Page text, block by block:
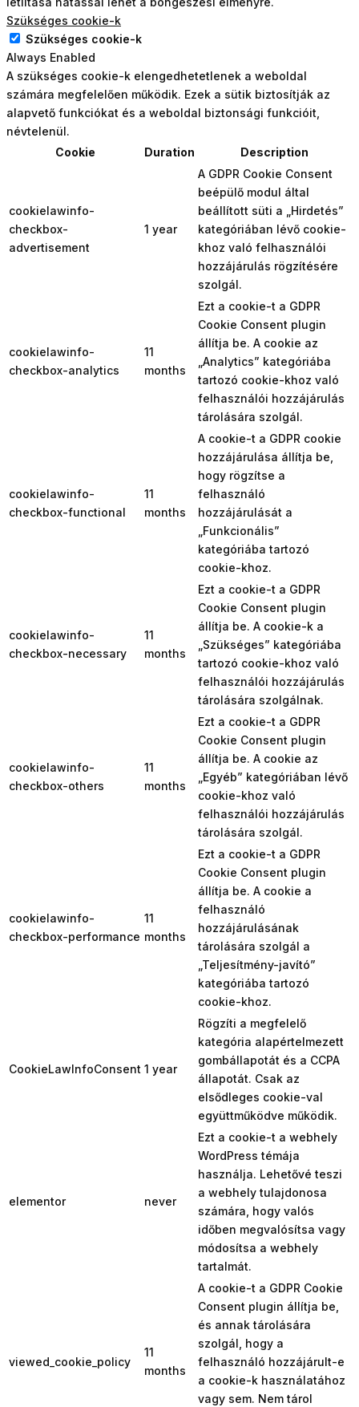
Szükséges cookie-k
Szükséges cookie-k
Always Enabled
A szükséges cookie-k elengedhetetlenek a weboldal
számára megfelelően működik. Ezek a sütik biztosítják az
alapvető funkciókat és a weboldal biztonsági funkcióit,
névtelenül.
Cookie
Duration Description
cookielawinfo-
checkbox-
advertisement
1 year
A GDPR Cookie Consent
beépülő modul által
beállított süti a „Hirdetés”
kategóriában lévő cookie-
khoz való felhasználói
hozzájárulás rögzítésére
szolgál.
cookielawinfo-
checkbox-analytics
11
months
Ezt a cookie-t a GDPR
Cookie Consent plugin
állítja be. A cookie az
„Analytics” kategóriába
tartozó cookie-khoz való
felhasználói hozzájárulás
tárolására szolgál.
cookielawinfo-
checkbox-functional
11
months
A cookie-t a GDPR cookie
hozzájárulása állítja be,
hogy rögzítse a
felhasználó
hozzájárulását a
„Funkcionális”
kategóriába tartozó
cookie-khoz.
cookielawinfo-
checkbox-necessary
11
months
Ezt a cookie-t a GDPR
Cookie Consent plugin
állítja be. A cookie-k a
„Szükséges” kategóriába
tartozó cookie-khoz való
felhasználói hozzájárulás
tárolására szolgálnak.
cookielawinfo-
checkbox-others
11
months
Ezt a cookie-t a GDPR
Cookie Consent plugin
állítja be. A cookie az
„Egyéb” kategóriában lévő
cookie-khoz való
felhasználói hozzájárulás
tárolására szolgál.
cookielawinfo-
checkbox-performance
11
months
Ezt a cookie-t a GDPR
Cookie Consent plugin
állítja be. A cookie a
felhasználó
hozzájárulásának
tárolására szolgál a
„Teljesítmény-javító”
kategóriába tartozó
cookie-khoz.
CookieLawInfoConsent 1 year
Rögzíti a megfelelő
kategória alapértelmezett
gombállapotát és a CCPA
állapotát. Csak az
elsődleges cookie-val
együttműködve működik.
elementor never
Ezt a cookie-t a webhely
WordPress témája
használja. Lehetővé teszi
a webhely tulajdonosa
számára, hogy valós
időben megvalósítsa vagy
módosítsa a webhely
tartalmát.
viewed_cookie_policy
11
months
A cookie-t a GDPR Cookie
Consent plugin állítja be,
és annak tárolására
szolgál, hogy a
felhasználó hozzájárult-e
a cookie-k használatához
vagy sem. Nem tárol